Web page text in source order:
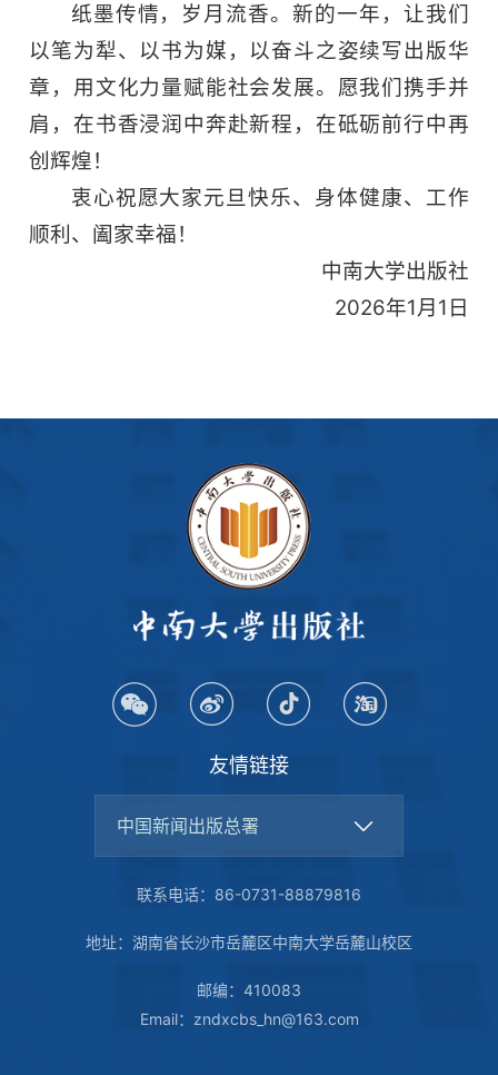
纸墨传情，岁月流香。新的一年，让我们
以笔为犁、以书为媒，以奋斗之姿续写出版华
章，用文化力量赋能社会发展。愿我们携手并
肩，在书香浸润中奔赴新程，在砥砺前行中再
创辉煌！
衷心祝愿大家元旦快乐、身体健康、工作
顺利、阖家幸福！
中南大学出版社
2026年1月1日
友情链接
中国新闻出版总署
联系电话：86-0731-88879816
地址：湖南省长沙市岳麓区中南大学岳麓山校区
邮编：410083
Email：zndxcbs_hn@163.com